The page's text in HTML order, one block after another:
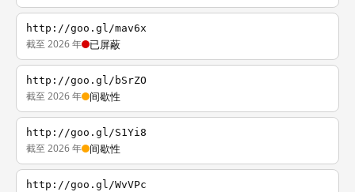
http://goo.gl/mav6x
截至 2026 年 已屏蔽
http://goo.gl/bSrZO
截至 2026 年 间歇性
http://goo.gl/S1Yi8
截至 2026 年 间歇性
http://goo.gl/WvVPc